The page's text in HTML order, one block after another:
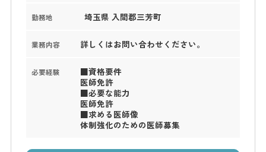
勤務地 埼玉県 入間郡三芳町
業務内容 詳しくはお問い合わせください。
必要経験
■資格要件
医師免許
■必要な能力
医師免許
■求める医師像
体制強化のための医師募集